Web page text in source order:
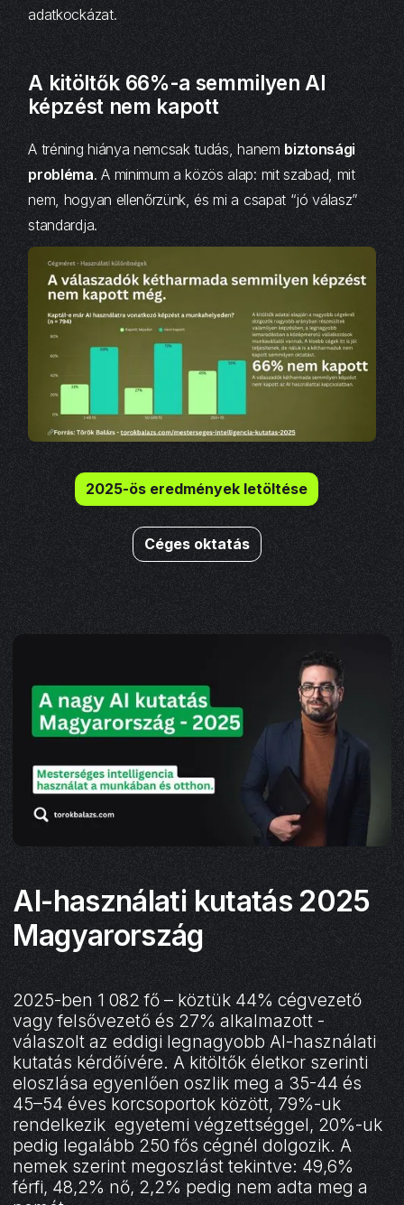
adatkockázat.
A kitöltők 66%-a semmilyen AI
képzést nem kapott
A tréning hiánya nemcsak tudás, hanem biztonsági
probléma. A minimum a közös alap: mit szabad, mit
nem, hogyan ellenőrzünk, és mi a csapat “jó válasz”
standardja.
2025-ös eredmények letöltése
Céges oktatás
AI-használati kutatás 2025
Magyarország
2025-ben 1 082 fő – köztük 44% cégvezető
vagy felsővezető és 27% alkalmazott -
válaszolt az eddigi legnagyobb AI-használati
kutatás kérdőívére. A kitöltők életkor szerinti
eloszlása egyenlően oszlik meg a 35-44 és
45–54 éves korcsoportok között, 79%-uk
rendelkezik egyetemi végzettséggel, 20%-uk
pedig legalább 250 fős cégnél dolgozik. A
nemek szerint megoszlást tekintve: 49,6%
férfi, 48,2% nő, 2,2% pedig nem adta meg a